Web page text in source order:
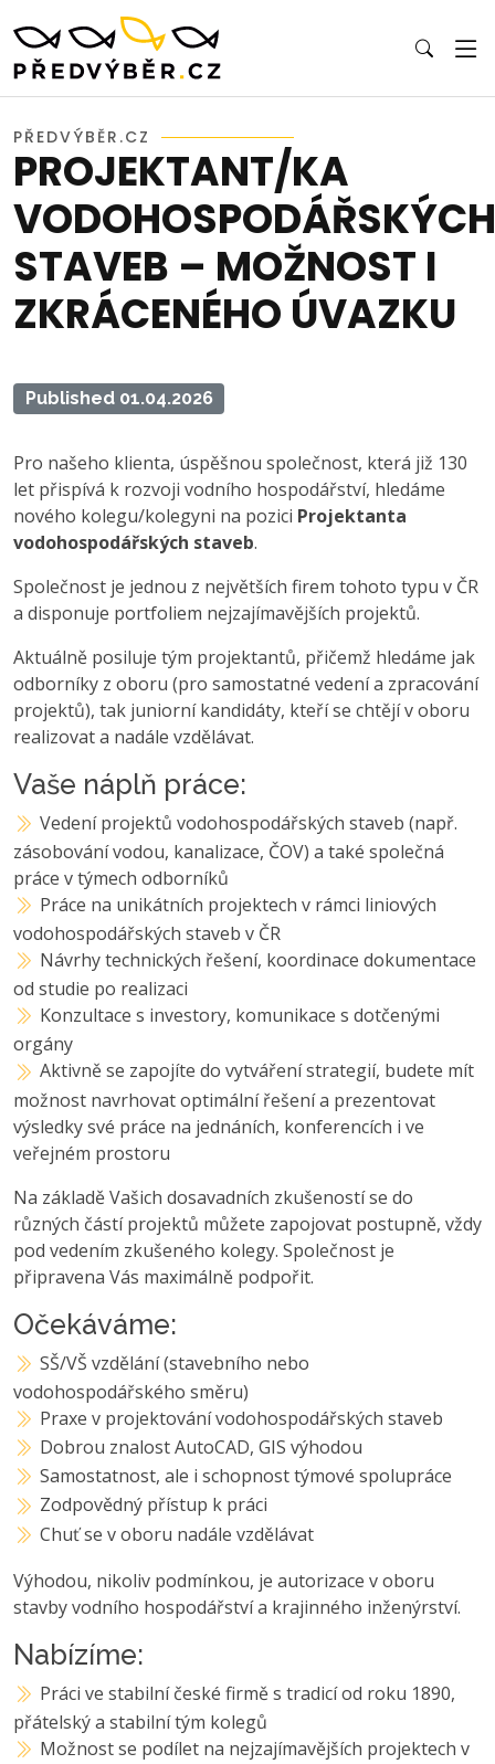
PŘEDVÝBĚR.CZ
PROJEKTANT/KA
VODOHOSPODÁŘSKÝCH
STAVEB – MOŽNOST I
ZKRÁCENÉHO ÚVAZKU
Published 01.04.2026
Pro našeho klienta, úspěšnou společnost, která již 130
let přispívá k rozvoji vodního hospodářství, hledáme
nového kolegu/kolegyni na pozici Projektanta
vodohospodářských staveb.
Společnost je jednou z největších firem tohoto typu v ČR
a disponuje portfoliem nejzajímavějších projektů.
Aktuálně posiluje tým projektantů, přičemž hledáme jak
odborníky z oboru (pro samostatné vedení a zpracování
projektů), tak juniorní kandidáty, kteří se chtějí v oboru
realizovat a nadále vzdělávat.
Vaše náplň práce:
Vedení projektů vodohospodářských staveb (např.
zásobování vodou, kanalizace, ČOV) a také společná
práce v týmech odborníků
Práce na unikátních projektech v rámci liniových
vodohospodářských staveb v ČR
Návrhy technických řešení, koordinace dokumentace
od studie po realizaci
Konzultace s investory, komunikace s dotčenými
orgány
Aktivně se zapojíte do vytváření strategií, budete mít
možnost navrhovat optimální řešení a prezentovat
výsledky své práce na jednáních, konferencích i ve
veřejném prostoru
Na základě Vašich dosavadních zkušeností se do
různých částí projektů můžete zapojovat postupně, vždy
pod vedením zkušeného kolegy. Společnost je
připravena Vás maximálně podpořit.
Očekáváme:
SŠ/VŠ vzdělání (stavebního nebo
vodohospodářského směru)
Praxe v projektování vodohospodářských staveb
Dobrou znalost AutoCAD, GIS výhodou
Samostatnost, ale i schopnost týmové spolupráce
Zodpovědný přístup k práci
Chuť se v oboru nadále vzdělávat
Výhodou, nikoliv podmínkou, je autorizace v oboru
stavby vodního hospodářství a krajinného inženýrství.
Nabízíme:
Práci ve stabilní české firmě s tradicí od roku 1890,
přátelský a stabilní tým kolegů
Možnost se podílet na nejzajímavějších projektech v